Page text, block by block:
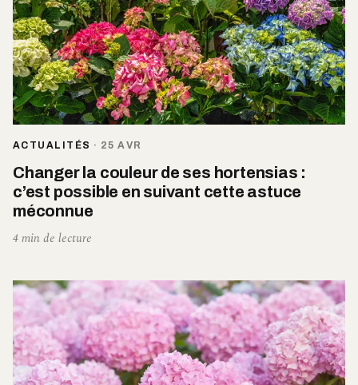
ACTUALITÉS · 25 AVR
Changer la couleur de ses hortensias :
c’est possible en suivant cette astuce
méconnue
4 min de lecture